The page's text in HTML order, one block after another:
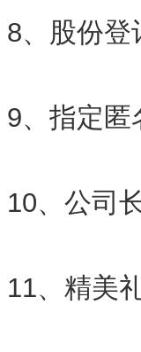
8、股份登
9、指定匿
10、公司
11、精美